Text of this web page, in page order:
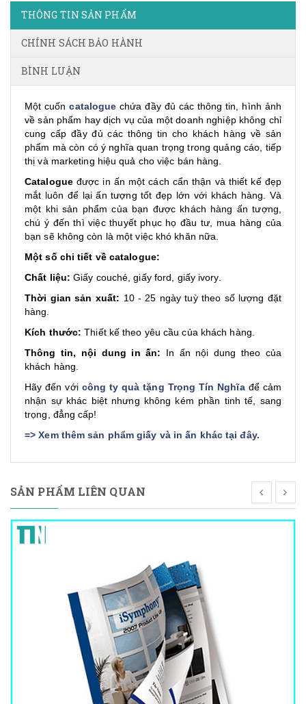
THÔNG TIN SẢN PHẨM
CHÍNH SÁCH BẢO HÀNH
BÌNH LUẬN
Một cuốncatalogue chứa đầy đủ các thông tin, hình ảnh
về sản phẩm hay dịch vụ của một doanh nghiệp không chỉ
cung cấp đầy đủ các thông tin cho khách hàng về sản
phẩm mà còn có ý nghĩa quan trọng trong quảng cáo, tiếp
thị và marketing hiệu quả cho việc bán hàng.
Catalogueđược in ấn một cách cẩn thận và thiết kế đẹp
mắt luôn để lại ấn tượng tốt đẹp lớn với khách hàng. Và
một khi sản phẩm của bạn được khách hàng ấn tượng,
chú ý đến thì việc thuyết phục họ đầu tư, mua hàng của
bạn sẽ không còn là một việc khó khăn nữa.
Một số chi tiết về catalogue:
Chất liệu: Giấy couché, giấy ford, giấy ivory.
Thời gian sản xuất: 10 - 25 ngày tuỳ theo số lượng đặt
hàng.
Kích thước: Thiết kế theo yêu cầu của khách hàng.
Thông tin, nội dung in ấn: In ấn nội dung theo của
khách hàng.
Hãy đến với công ty quà tặng Trọng Tín Nghĩađể cảm
nhận sự khác biệt nhưng không kém phần tinh tế, sang
trọng, đẳng cấp!
=>Xem thêm sản phẩm giấy và in ấn khác tại đây.
SẢN PHẨM LIÊN QUAN